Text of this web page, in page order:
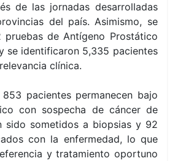
de las jornadas desarrolladas
del país. Asimismo, se
pruebas de Antígeno Prostático
se identificaron 5,335 pacientes
clínica.
pacientes permanecen bajo
con sospecha de cáncer de
sido sometidos a biopsias y 92
con la enfermedad, lo que
y tratamiento oportuno